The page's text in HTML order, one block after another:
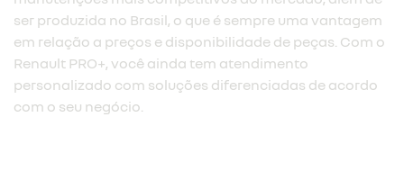
ser produzida no Brasil, o que é sempre uma vantagem
em relação a preços e disponibilidade de peças. Com o
Renault PRO+, você ainda tem atendimento
personalizado com soluções diferenciadas de acordo
com o seu negócio.